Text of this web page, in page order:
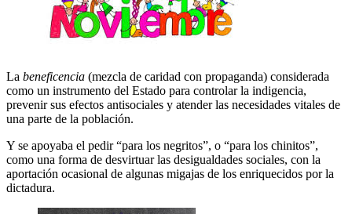
La beneficencia (mezcla de caridad con propaganda) considerada
como un instrumento del Estado para controlar la indigencia,
prevenir sus efectos antisociales y atender las necesidades vitales de
una parte de la población.
Y se apoyaba el pedir “para los negritos”, o “para los chinitos”,
como una forma de desvirtuar las desigualdades sociales, con la
aportación ocasional de algunas migajas de los enriquecidos por la
dictadura.